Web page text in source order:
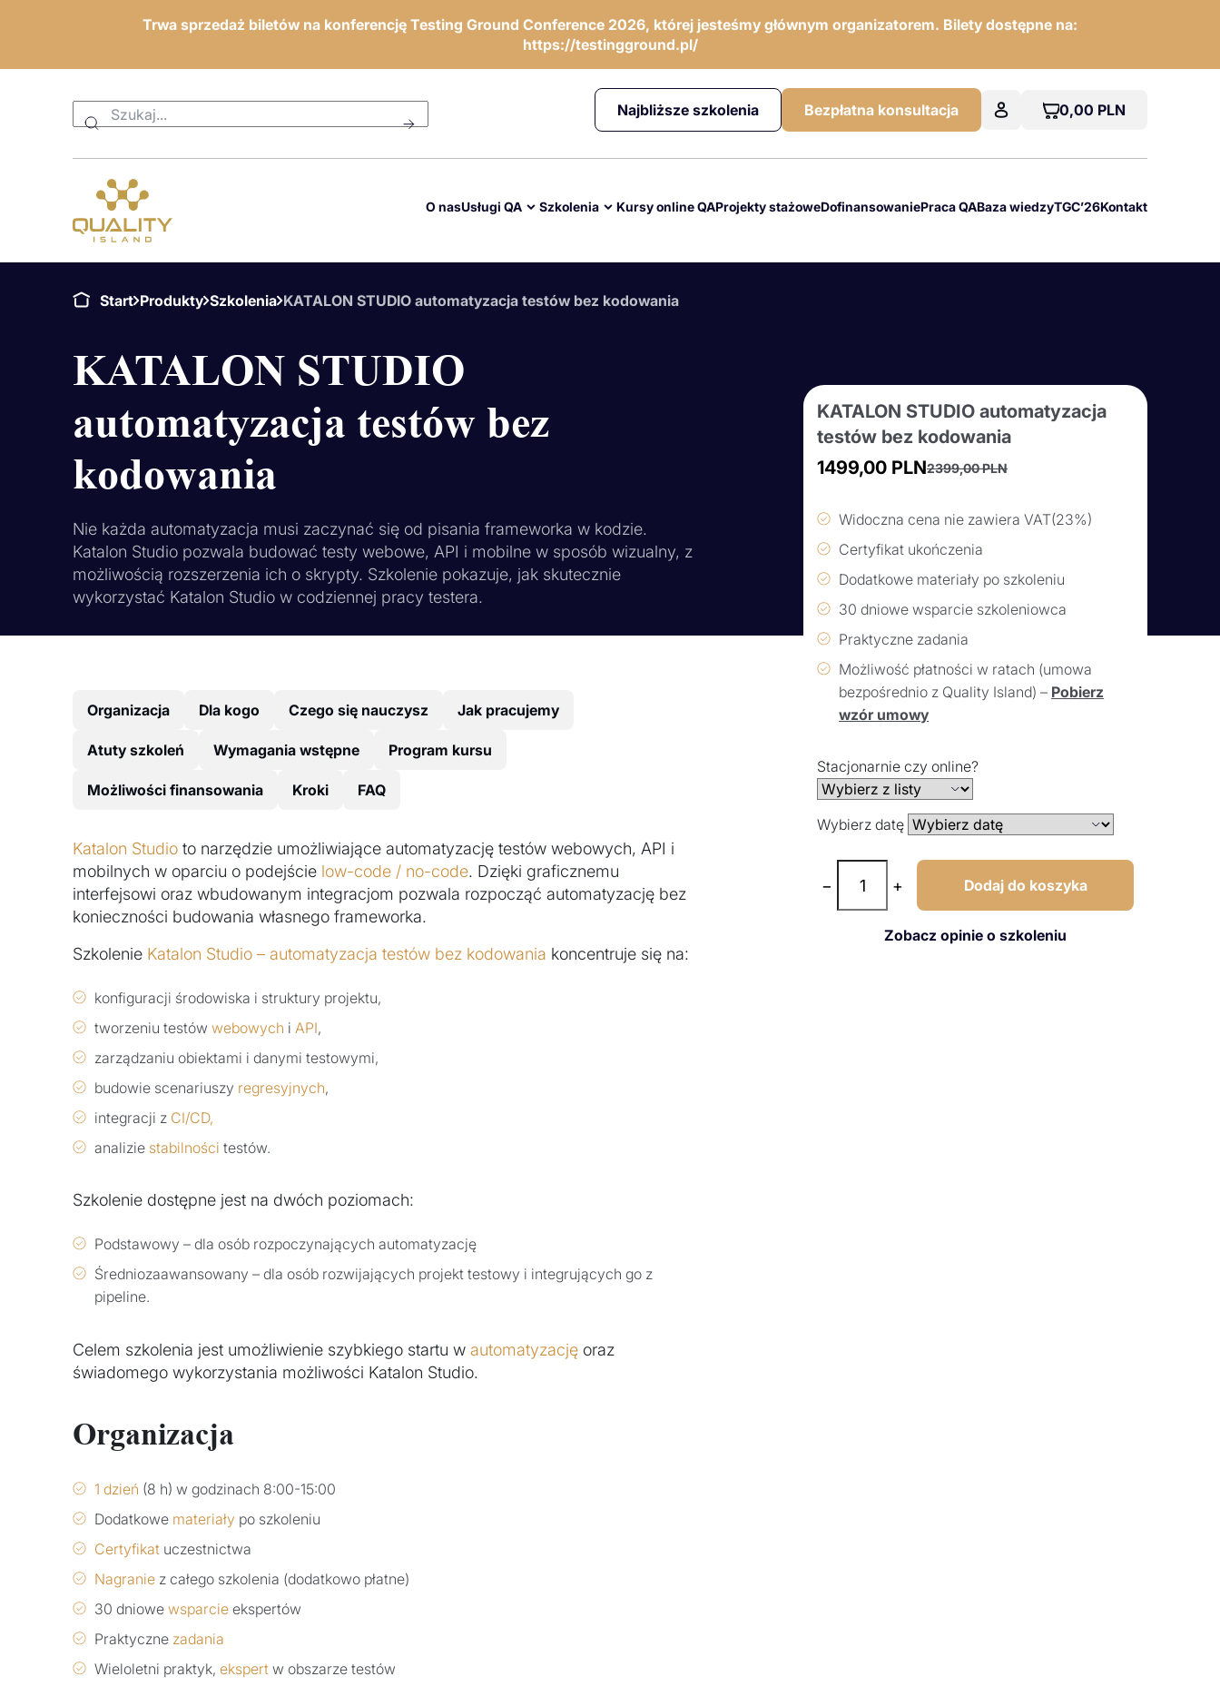
Trwa sprzedaż biletów na konferencję Testing Ground Conference 2026, której jesteśmy głównym organizatorem. Bilety dostępne na:
https://testingground.pl/
Najbliższe szkolenia Bezpłatna konsultacja 0,00 PLN
O nasUsługi QA Szkolenia Kursy online QAProjekty stażoweDofinansowaniePraca QABaza wiedzyTGC’26Kontakt
Start Produkty Szkolenia KATALON STUDIO automatyzacja testów bez kodowania
KATALON STUDIO
automatyzacja testów bez
kodowania
Nie każda automatyzacja musi zaczynać się od pisania frameworka w kodzie.
Katalon Studio pozwala budować testy webowe, API i mobilne w sposób wizualny, z
możliwością rozszerzenia ich o skrypty. Szkolenie pokazuje, jak skutecznie
wykorzystać Katalon Studio w codziennej pracy testera.
KATALON STUDIO automatyzacja
testów bez kodowania
2399,00PLN
cena
2399,00 PLN.
1499,00 PLN
cena
1499,00 PLN.
Widoczna cena nie zawiera VAT(23%)
Certyfikat ukończenia
Dodatkowe materiały po szkoleniu
30 dniowe wsparcie szkoleniowca
Praktyczne zadania
Możliwość płatności w ratach (umowa
bezpośrednio z Quality Island) – Pobierz
wzór umowy
Stacjonarnie czy online?
Wybierz datę
− + Dodaj do koszyka
Zobacz opinie o szkoleniu
Organizacja Dla kogo Czego się nauczysz Jak pracujemy
Atuty szkoleń Wymagania wstępne Program kursu
Możliwości finansowania Kroki FAQ
Katalon Studio to narzędzie umożliwiające automatyzację testów webowych, API i
mobilnych w oparciu o podejście low-code / no-code. Dzięki graficznemu
interfejsowi oraz wbudowanym integracjom pozwala rozpocząć automatyzację bez
konieczności budowania własnego frameworka.
Szkolenie Katalon Studio – automatyzacja testów bez kodowania koncentruje się na:
konfiguracji środowiska i struktury projektu,
tworzeniu testów webowych i API,
zarządzaniu obiektami i danymi testowymi,
budowie scenariuszy regresyjnych,
integracji z CI/CD,
analizie stabilności testów.
Szkolenie dostępne jest na dwóch poziomach:
Podstawowy – dla osób rozpoczynających automatyzację
Średniozaawansowany – dla osób rozwijających projekt testowy i integrujących go z
pipeline.
Celem szkolenia jest umożliwienie szybkiego startu w automatyzację oraz
świadomego wykorzystania możliwości Katalon Studio.
Organizacja
1 dzień (8 h) w godzinach 8:00-15:00
Dodatkowe materiały po szkoleniu
Certyfikat uczestnictwa
Nagranie z całego szkolenia (dodatkowo płatne)
30 dniowe wsparcie ekspertów
Praktyczne zadania
Wieloletni praktyk, ekspert w obszarze testów